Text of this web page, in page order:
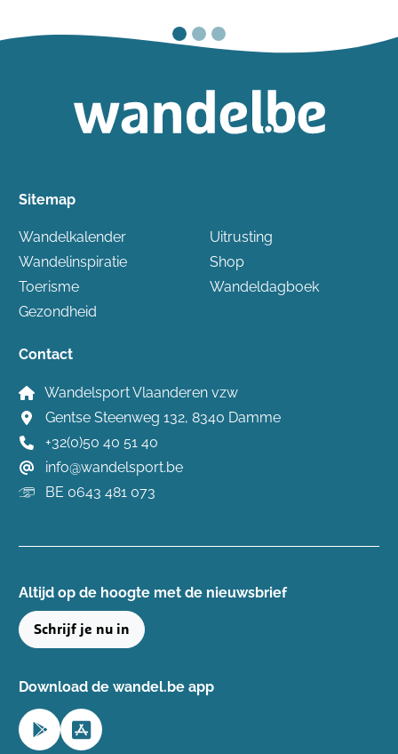
Sitemap
Wandelkalender
Wandelinspiratie
Toerisme
Gezondheid
Uitrusting
Shop
Wandeldagboek
Contact
Wandelsport Vlaanderen vzw
Gentse Steenweg 132, 8340 Damme
+32(0)50 40 51 40
info@wandelsport.be
BE 0643 481 073
Altijd op de hoogte ​met de nieuwsbrief
Schrijf je nu in
Download de wandel.be app